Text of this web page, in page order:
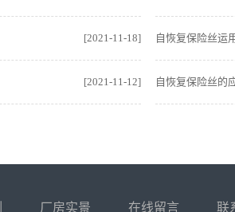
[2021-11-18] 自恢复保险丝运
[2021-11-12] 自恢复保险丝的
厂房实景 在线留言 联